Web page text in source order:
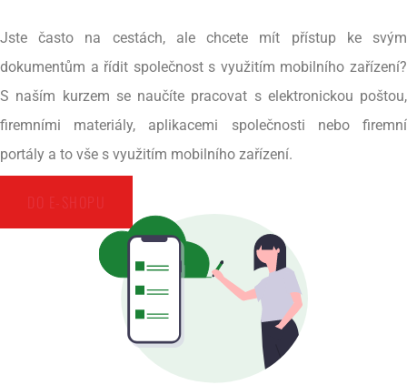
Jste často na cestách, ale chcete mít přístup ke svým
dokumentům a řídit společnost s využitím mobilního zařízení?
S naším kurzem se naučíte pracovat s elektronickou poštou,
firemními materiály, aplikacemi společnosti nebo firemní
portály a to vše s využitím mobilního zařízení.
DO E-SHOPU